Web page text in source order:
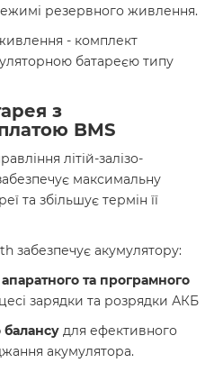
резервного живлення.
- комплект
батареєю типу
з
BMS
літій-залізо-
максимальну
та збільшує термін її
забезпечує акумулятору:
та програмного
зарядки та розрядки АКБ
для ефективного
акумулятора.